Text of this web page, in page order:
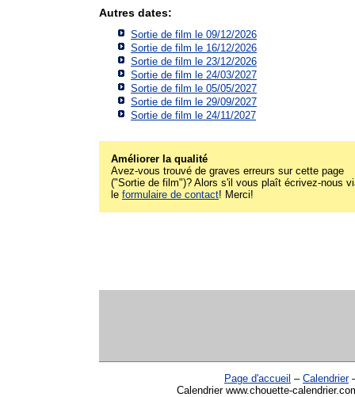
Autres dates:
Sortie de film le 09/12/2026
Sortie de film le 16/12/2026
Sortie de film le 23/12/2026
Sortie de film le 24/03/2027
Sortie de film le 05/05/2027
Sortie de film le 29/09/2027
Sortie de film le 24/11/2027
Améliorer la qualité
Avez-vous trouvé de graves erreurs sur cette page
("Sortie de film")? Alors s'il vous plaît écrivez-nous
le formulaire de contact! Merci!
Page d'accueil – Calendrier
Calendrier www.chouette-